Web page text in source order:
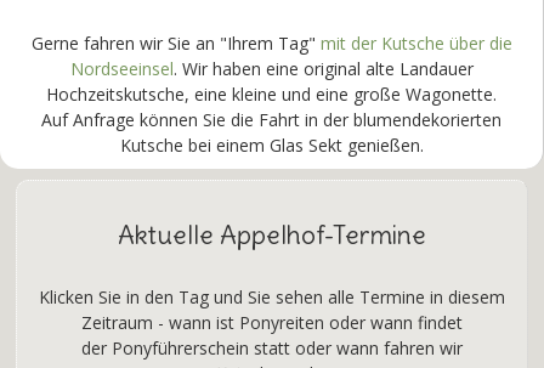
Gerne fahren wir Sie an "Ihrem Tag" mit der Kutsche über die
Nordseeinsel. Wir haben eine original alte Landauer
Hochzeitskutsche, eine kleine und eine große Wagonette.
Auf Anfrage können Sie die Fahrt in der blumendekorierten
Kutsche bei einem Glas Sekt genießen.
Aktuelle Appelhof-Termine
Klicken Sie in den Tag und Sie sehen alle Termine in diesem
Zeitraum - wann ist Ponyreiten oder wann findet
der Ponyführerschein statt oder wann fahren wir